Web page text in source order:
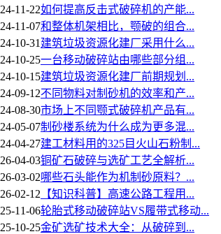
24-11-22如何提高反击式破碎机的产能...
24-11-07和整体机架相比，颚破的组合...
24-10-31 建筑垃圾资源化建厂采用什么...
24-10-25一台移动破碎站由哪些部分组...
24-10-15建筑垃圾资源化建厂前期规划...
24-09-12不同物料对制砂机的效率和产...
24-08-30市场上不同颚式破碎机产品有...
24-05-07制砂楼系统为什么成为更多混...
24-04-27建工材料用的325目火山石粉制...
26-04-03铜矿石破碎与选矿工艺全解析...
26-03-02哪些石头能作为机制砂原料？...
26-02-12 【知识科普】高速公路工程用...
25-11-06轮胎式移动破碎站VS履带式移动...
25-10-25金矿选矿技术大全：从破碎到...